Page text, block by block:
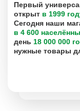
Первый
открыт в 1999
Сегодня наши
в 4 600
день 18 000 000
нужные товары